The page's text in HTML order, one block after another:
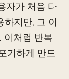
자가 처음 다
하지만, 그 이
이처럼 반복
기하게 만드